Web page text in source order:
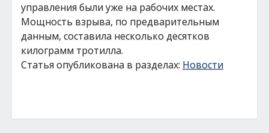
управления были уже на рабочих местах.
Мощность взрыва, по предварительным
данным, составила несколько десятков
килограмм тротилла.
Статья опубликована в разделах: Новости